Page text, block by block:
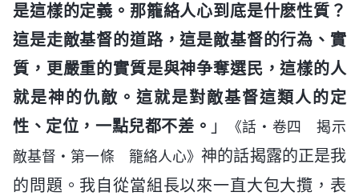
是這樣的定義。那籠絡人心到底是什麽性質？
這是走敵基督的道路，這是敵基督的行為、實
質，更嚴重的實質是與神争奪選民，這樣的人
就是神的仇敵。這就是對敵基督這類人的定
性、定位，一點兒都不差。 」
《話・卷四 揭示
敵基督・第一條 籠絡人心》 神的話揭露的正是我
的問題。我自從當組長以來一直大包大攬，表